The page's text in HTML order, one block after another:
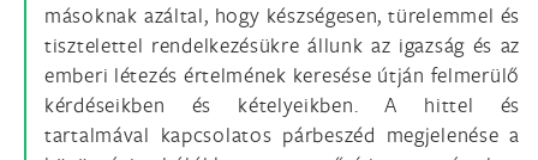
másoknak azáltal, hogy készségesen, türelemmel és
tisztelettel rendelkezésükre állunk az igazság és az
emberi létezés értelmének keresése útján felmerülő
kérdéseikben és kételyeikben. A hittel és
tartalmával kapcsolatos párbeszéd megjelenése a